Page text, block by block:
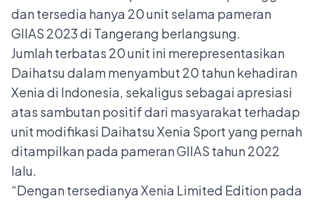
dan tersedia hanya 20 unit selama pameran
GIIAS 2023 di Tangerang berlangsung.
Jumlah terbatas 20 unit ini merepresentasikan
Daihatsu dalam menyambut 20 tahun kehadiran
Xenia di Indonesia, sekaligus sebagai apresiasi
atas sambutan positif dari masyarakat terhadap
unit modifikasi Daihatsu Xenia Sport yang pernah
ditampilkan pada pameran GIIAS tahun 2022
lalu.
“Dengan tersedianya Xenia Limited Edition pada